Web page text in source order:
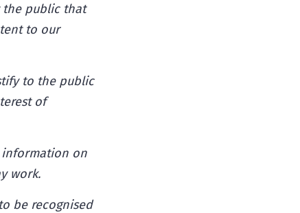
the public that
to our
to the public
of
information on
work.
be recognised